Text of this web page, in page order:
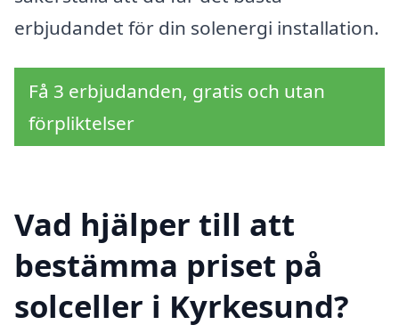
erbjudandet för din solenergi installation.
Få 3 erbjudanden, gratis och utan
förpliktelser
Vad hjälper till att
bestämma priset på
solceller i Kyrkesund?